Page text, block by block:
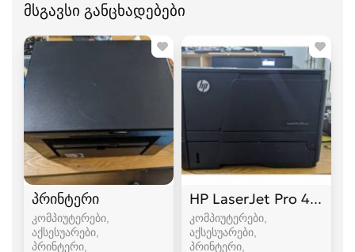
მსგავსი განცხადებები
პრინტერი
კომპიუტერები,
აქსესუარები,
პრინტერი
HP LaserJet Pro 400
კომპიუტერები,
აქსესუარები,
პრინტერი